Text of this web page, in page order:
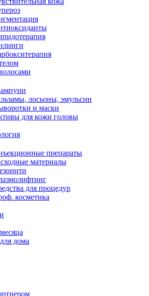
лосьоны, эмульсии
и маски
для кожи головы
препараты
материалы
для процедур
косметика
дома